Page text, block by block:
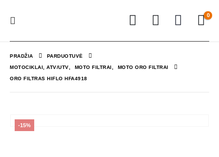
0
PRADŽIA PARDUOTUVĖ
MOTOCIKLAI, ATV/UTV MOTO FILTRAI MOTO ORO FILTRAI
ORO FILTRAS HIFLO HFA4918
-15%